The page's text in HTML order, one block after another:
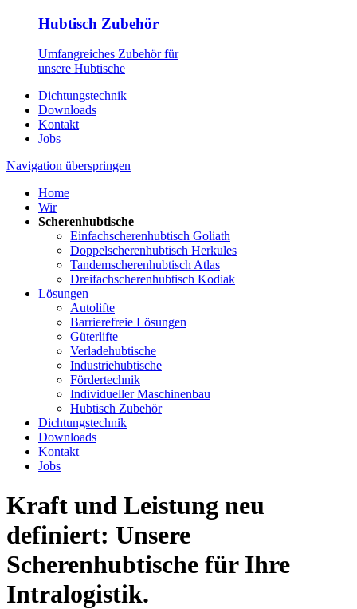
Hubtisch Zubehör
Umfangreiches Zubehör für
unsere Hubtische
Dichtungstechnik
Downloads
Kontakt
Jobs
Navigation überspringen
Home
Wir
Scherenhubtische
Einfachscherenhubtisch Goliath
Doppelscherenhubtisch Herkules
Tandemscherenhubtisch Atlas
Dreifachscherenhubtisch Kodiak
Lösungen
Autolifte
Barrierefreie Lösungen
Güterlifte
Verladehubtische
Industriehubtische
Fördertechnik
Individueller Maschinenbau
Hubtisch Zubehör
Dichtungstechnik
Downloads
Kontakt
Jobs
Kraft und Leistung neu
definiert: Unsere
Scherenhubtische für Ihre
Intralogistik.